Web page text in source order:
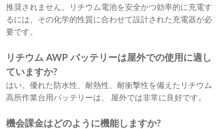
推奨されません。リチウム電池を安全かつ効率的に充電す
るには、その化学的性質に合わせて設計された充電器が必
要です。
リチウム AWP バッテリーは屋外での使用に適し
ていますか?
はい。優れた防水性、耐熱性、耐衝撃性を備えたリチウム
高所作業台用バッテリーは、 屋外では非常に良好です。
機会課金はどのように機能しますか?